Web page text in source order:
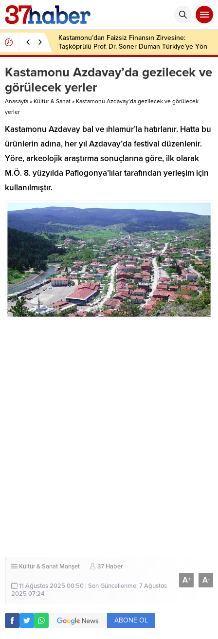
Kastamonu’dan Faizsiz Finansın Zirvesine:
Taşköprülü Prof. Dr. Soner Duman Türkiye’ye Yön
Veriyor
Kastamonu Azdavay’da gezilecek ve
görülecek yerler
Anasayfa » Kültür & Sanat » Kastamonu Azdavay’da gezilecek ve görülecek
yerler
Kastamonu Azdavay bal ve ıhlamur’la hatırlanır. Hatta bu
ürünlerin adına, her yıl Azdavay’da festival düzenlenir.
Yöre, arkeolojik araştırma sonuçlarına göre, ilk olarak
M.Ö. 8. yüzyılda Paflogonya’lılar tarafından yerleşim için
kullanılmıştır.
Kültür & Sanat Manşet 37 Haber
11 Ağustos 2025 00:50 | Son Güncellenme: 7 Ağustos
2025 07:24
A+ A-
ABONE OL